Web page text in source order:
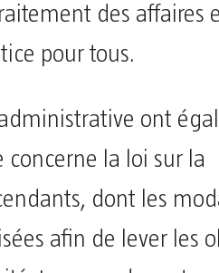
des affaires
pour tous.
ont
concerne la loi sur la
dont les
afin de lever les